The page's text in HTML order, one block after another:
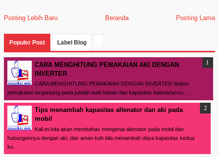
Posting Lebih Baru Posting Lama
Beranda
Populer Post Label Blog
CARA MENGHITUNG PEMAKAIAN AKI DENGAN
INVERTER
CARA MENGHITUNG PEMAKAIAN DENGAN INVERTER Waktu
pemakaian tergantung pada jumlah watt beban dan kapasitas baterai/accu. ...
Tips menambah kapasitas altenator dan aki pada
mobil
Kali ini kita akan membahas mengenai altenator pada mobil dan
hubungannya dengan aki, dan aman kah bila menambah daya kapasitas kedua
ko...